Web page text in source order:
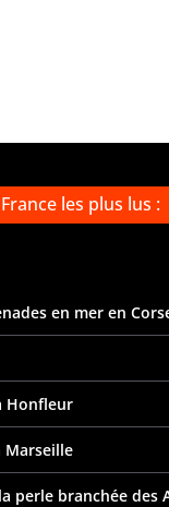
les plus lus :
en mer en
Honfleur
Marseille
perle branchée des